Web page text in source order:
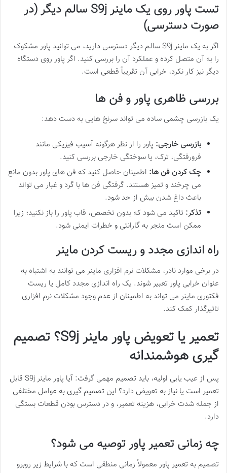
تست پاور روی یک ماینر S9j سالم دیگر (در
صورت دسترسی)
اگر به یک ماینر S9j سالم دیگر دسترسی دارید، می توانید پاور مشکوک
را به آن متصل کرده و عملکرد آن را بررسی کنید. اگر پاور روی دستگاه
دیگر نیز کار نکرد، خرابی آن تقریباً قطعی است.
بررسی ظاهری پاور و فن ها
یک بازرسی چشمی ساده می تواند سرنخ هایی به دست دهد:
بازرسی خارجی: پاور را از نظر هرگونه آسیب فیزیکی مانند
فرورفتگی، ترک، یا سوختگی خارجی بررسی کنید.
چک کردن فن ها: اطمینان حاصل کنید که فن های پاور بدون مانع
می چرخند و تمیز هستند. گرفتگی فن ها با گرد و غبار می تواند
باعث داغ شدن بیش از حد شود.
تذکر: تاکید می شود که بدون تخصص، قاب پاور را باز نکنید؛ زیرا
ممکن است منجر به گارانتی و خطرات ایمنی شود.
راه اندازی مجدد و ریست کردن ماینر
در برخی موارد نادر، مشکلات نرم افزاری ماینر می توانند به اشتباه به
عنوان خرابی پاور تعبیر شوند. یک راه اندازی مجدد کامل یا ریست
فکتوری ماینر می تواند به اطمینان از عدم وجود مشکلات نرم افزاری
تاثیرگذار کمک کند.
تعمیر یا تعویض پاور ماینر S9j؟ تصمیم
گیری هوشمندانه
پس از عیب یابی اولیه، باید تصمیم مهمی گرفت: آیا پاور ماینر S9j قابل
تعمیر است یا نیاز به تعویض دارد؟ این تصمیم گیری به عوامل مختلفی
از جمله شدت خرابی، هزینه تعمیر، و در دسترس بودن قطعات بستگی
دارد.
چه زمانی تعمیر پاور توصیه می شود؟
تصمیم به تعمیر پاور معمولاً زمانی منطقی است که با شرایط زیر روبرو